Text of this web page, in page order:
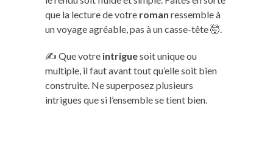
que la lecture de votre roman ressemble à
un voyage agréable, pas à un casse-tête 🤯.
✍️ Que votre intriguesoit unique ou
multiple, il faut avant tout qu’elle soit bien
construite. Ne superposez plusieurs
intrigues que si l’ensemble se tient bien.